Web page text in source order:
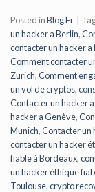
Posted inBlog Fr
un hacker a Berlin,
contacter un hacker
Comment contacter
Zurich,Comment
un vol de cryptos,
Contacter un hacker
hacker a Genève,
Munich,Contacter un
contacter un hacker
fiable à Bordeaux,
un hacker éthique
Toulouse,crypto